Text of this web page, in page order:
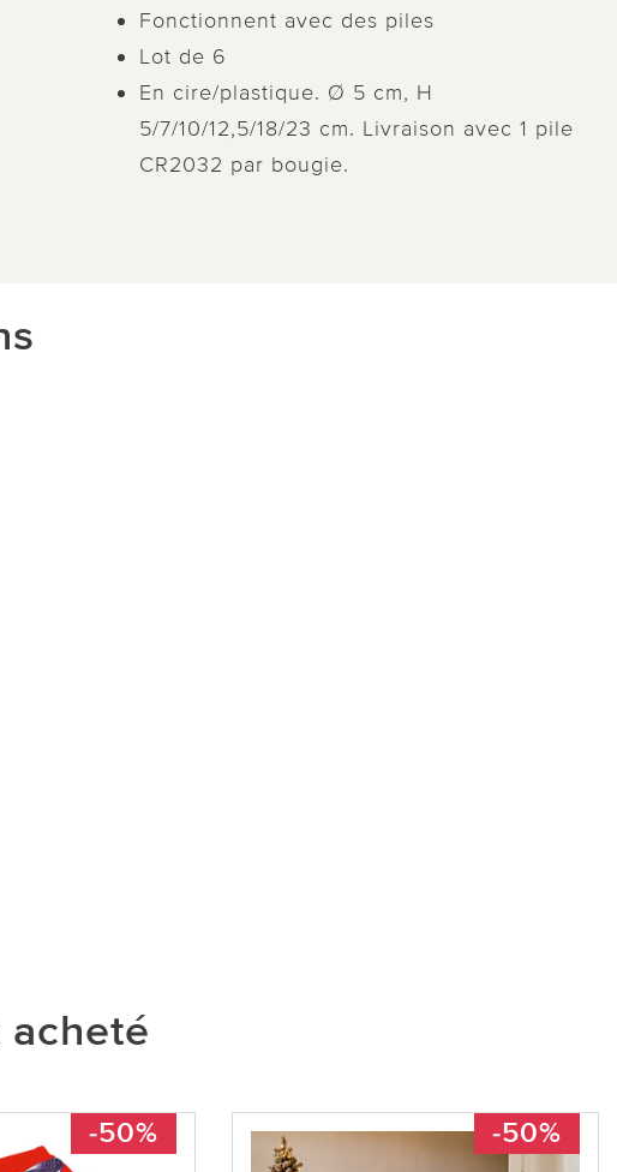
Fonctionnent avec des piles
Lot de 6
En cire/plastique. Ø 5 cm, H
5/7/10/12,5/18/23 cm. Livraison avec 1 pile
CR2032 par bougie.
-50% -50%